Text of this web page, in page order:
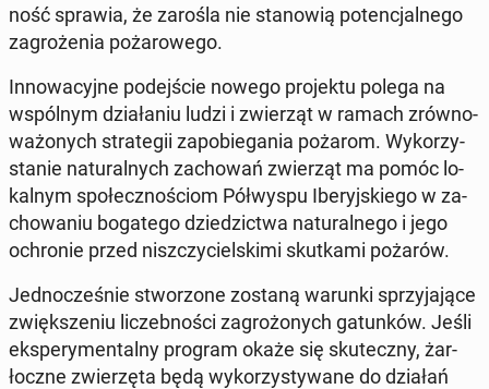
ność sprawia, że zarośla nie sta­no­wią po­ten­cjal­ne­go
za­gro­że­nia po­ża­ro­we­go.
In­no­wa­cyj­ne po­dej­ście nowego pro­jek­tu polega na
wspól­nym dzia­ła­niu ludzi i zwie­rząt w ramach zrów­no­
wa­żo­nych stra­te­gii za­po­bie­ga­nia pożarom. Wy­ko­rzy­
sta­nie na­tu­ral­nych za­cho­wań zwie­rząt ma pomóc lo­
kal­nym spo­łecz­no­ściom Pół­wy­spu Ibe­ryj­skie­go w za­
cho­wa­niu bo­ga­te­go dzie­dzic­twa na­tu­ral­ne­go i jego
ochro­nie przed nisz­czy­ciel­ski­mi skut­ka­mi pożarów.
Jed­no­cze­śnie stwo­rzo­ne zostaną warunki sprzy­ja­ją­ce
zwięk­sze­niu li­czeb­no­ści za­gro­żo­nych ga­tun­ków. Jeśli
eks­pe­ry­men­tal­ny program okaże się sku­tecz­ny, żar­
łocz­ne zwie­rzę­ta będą wy­ko­rzy­sty­wa­ne do działań